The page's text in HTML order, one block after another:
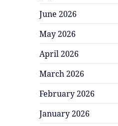
June 2026
May 2026
April 2026
March 2026
February 2026
January 2026